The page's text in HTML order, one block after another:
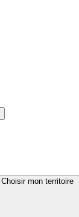
Choisir mon territoire